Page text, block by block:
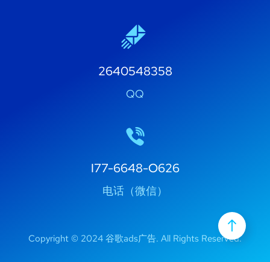
2640548358
QQ
I77-6648-O626
电话（微信）
Copyright © 2024 谷歌ads广告. All Rights Reserved.